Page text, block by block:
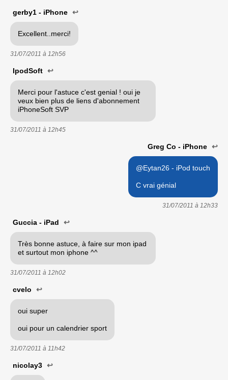
gerby1 - iPhone ↩
Excellent..merci!
31/07/2011 à 12h56
IpodSoft ↩
Merci pour l'astuce c'est genial ! oui je
veux bien plus de liens d'abonnement
iPhoneSoft SVP
31/07/2011 à 12h45
Greg Co - iPhone ↩
@Eytan26 - iPod touch
C vrai génial
31/07/2011 à 12h33
Guccia - iPad ↩
Très bonne astuce, à faire sur mon ipad
et surtout mon iphone ^^
31/07/2011 à 12h02
cvelo ↩
oui super
oui pour un calendrier sport
31/07/2011 à 11h42
nicolay3 ↩